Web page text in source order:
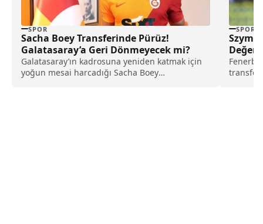
SPOR
Sacha Boey Transferinde Pürüz!
Galatasaray’a Geri Dönmeyecek mi?
Galatasaray’ın kadrosuna yeniden katmak için
yoğun mesai harcadığı Sacha Boey
SPOR
Değeri